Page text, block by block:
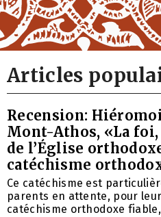
Articles
Recension:
Mont-Athos, «La
de l’Église
catéchisme
Ce catéchisme est
parents en attente, pour
catéchisme orthodoxe